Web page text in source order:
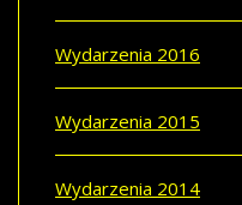
Wydarzenia 2016
Wydarzenia 2015
Wydarzenia 2014